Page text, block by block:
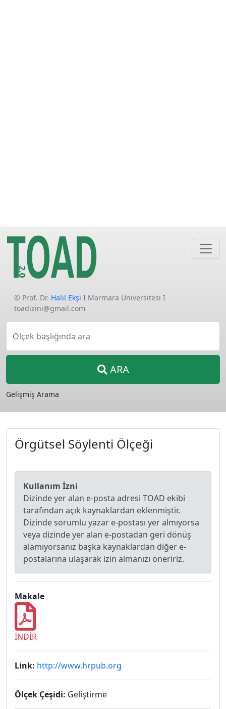
© Prof. Dr. Halil Ekşi I Marmara Üniversitesi I
toadizini@gmail.com
Ölçek başlığında ara
ARA
Gelişmiş Arama
Örgütsel Söylenti Ölçeği
Kullanım İzni
Dizinde yer alan e-posta adresi TOAD ekibi
tarafından açık kaynaklardan eklenmiştir.
Dizinde sorumlu yazar e-postası yer almıyorsa
veya dizinde yer alan e-postadan geri dönüş
alamıyorsanız başka kaynaklardan diğer e-
postalarına ulaşarak izin almanızı öneririz.
Makale
İNDİR
Link: http://www.hrpub.org
Ölçek Çeşidi: Geliştirme